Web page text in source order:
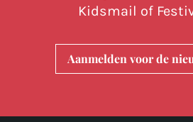
Kidsmail of
Aanmelden voor de